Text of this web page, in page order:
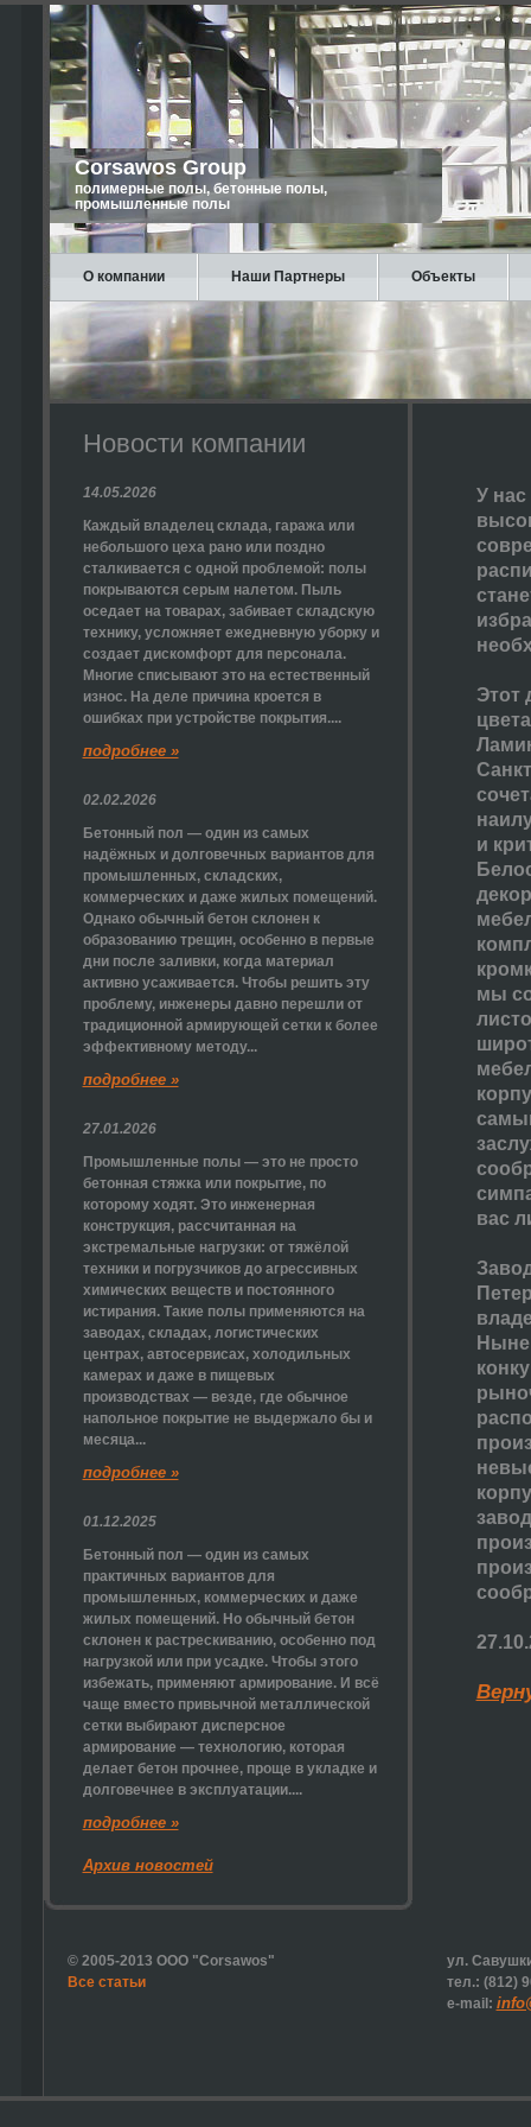
Corsawos Group
полимерные полы, бетонные полы,
промышленные полы
О компании Наши Партнеры Объекты
У
Этот
и
мы
вас
Новости компании
14.05.2026
Каждый владелец склада, гаража или
небольшого цеха рано или поздно
сталкивается с одной проблемой: полы
покрываются серым налетом. Пыль
оседает на товарах, забивает складскую
технику, усложняет ежедневную уборку и
создает дискомфорт для персонала.
Многие списывают это на естественный
износ. На деле причина кроется в
ошибках при устройстве покрытия....
подробнее »
02.02.2026
Бетонный пол — один из самых
надёжных и долговечных вариантов для
промышленных, складских,
коммерческих и даже жилых помещений.
Однако обычный бетон склонен к
образованию трещин, особенно в первые
дни после заливки, когда материал
активно усаживается. Чтобы решить эту
проблему, инженеры давно перешли от
традиционной армирующей сетки к более
эффективному методу...
подробнее »
27.01.2026
Промышленные полы — это не просто
бетонная стяжка или покрытие, по
которому ходят. Это инженерная
конструкция, рассчитанная на
экстремальные нагрузки: от тяжёлой
техники и погрузчиков до агрессивных
химических веществ и постоянного
истирания. Такие полы применяются на
заводах, складах, логистических
центрах, автосервисах, холодильных
камерах и даже в пищевых
производствах — везде, где обычное
напольное покрытие не выдержало бы и
месяца...
подробнее »
01.12.2025
Бетонный пол — один из самых
практичных вариантов для
промышленных, коммерческих и даже
жилых помещений. Но обычный бетон
склонен к растрескиванию, особенно под
нагрузкой или при усадке. Чтобы этого
избежать, применяют армирование. И всё
чаще вместо привычной металлической
сетки выбирают дисперсное
армирование — технологию, которая
делает бетон прочнее, проще в укладке и
долговечнее в эксплуатации....
подробнее »
Архив новостей
© 2005-2013 ООО "Corsawos"
Все статьи
ул.
тел.: (812)
e-mail: